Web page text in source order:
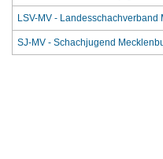
LSV-MV - Landesschachverband
SJ-MV - Schachjugend